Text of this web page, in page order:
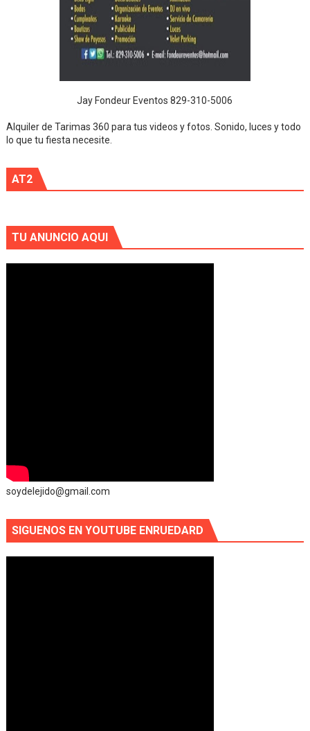
Jay Fondeur Eventos 829-310-5006
Alquiler de Tarimas 360 para tus videos y fotos. Sonido, luces y todo
lo que tu fiesta necesite.
AT2
TU ANUNCIO AQUI
soydelejido@gmail.com
SIGUENOS EN YOUTUBE ENRUEDARD